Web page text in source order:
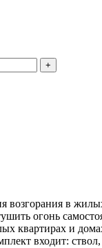
+
возгорания в
огонь
квартирах и
входит: